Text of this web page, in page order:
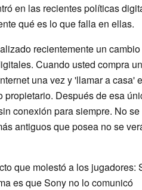
en las recientes políticas
qué es lo que falla en ellas.
recientemente un cambio
Cuando usted compra
una vez y 'llamar a casa'
propietario. Después de esa
conexión para siempre. No
antiguos que posea no se
que molestó a los jugadores:
es que Sony no lo comunicó